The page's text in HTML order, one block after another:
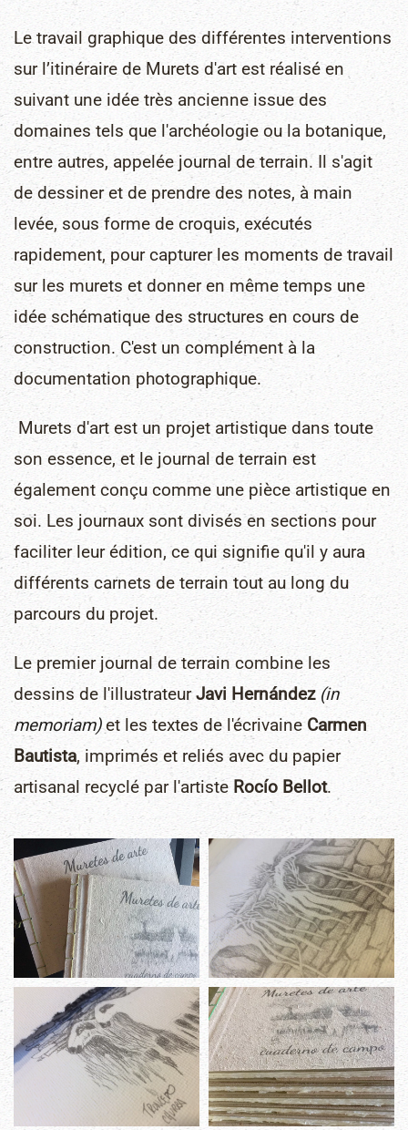
Le travail graphique des différentes interventions
sur l’itinéraire de Murets d'art est réalisé en
suivant une idée très ancienne issue des
domaines tels que l'archéologie ou la botanique,
entre autres, appelée journal de terrain. Il s'agit
de dessiner et de prendre des notes, à main
levée, sous forme de croquis, exécutés
rapidement, pour capturer les moments de travail
sur les murets et donner en même temps une
idée schématique des structures en cours de
construction. C'est un complément à la
documentation photographique.
Murets d'art est un projet artistique dans toute
son essence, et le journal de terrain est
également conçu comme une pièce artistique en
soi. Les journaux sont divisés en sections pour
faciliter leur édition, ce qui signifie qu'il y aura
différents carnets de terrain tout au long du
parcours du projet.
Le premier journal de terrain combine les
dessins de l'illustrateurJavi Hernández (in
memoriam)et les textes de l'écrivaineCarmen
Bautista, imprimés et reliés avec du papier
artisanal recyclé par l'artiste Rocío Bellot.